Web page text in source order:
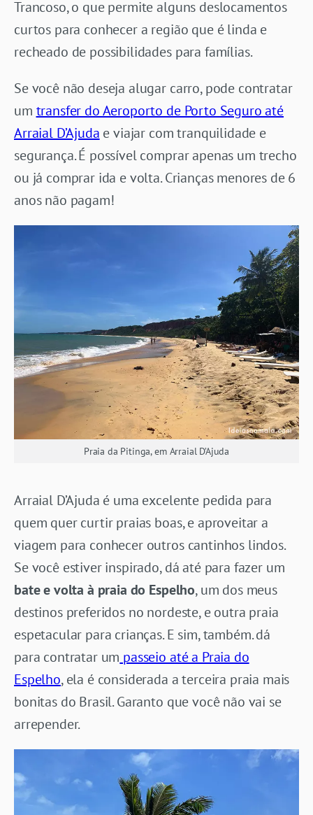
Trancoso, o que permite alguns deslocamentos
curtos para conhecer a região que é linda e
recheado de possibilidades para famílias.
Se você não deseja alugar carro, pode contratar
um transfer do Aeroporto de Porto Seguro até
Arraial D’Ajuda e viajar com tranquilidade e
segurança. É possível comprar apenas um trecho
ou já comprar ida e volta. Crianças menores de 6
anos não pagam!
Praia da Pitinga, em Arraial D’Ajuda
Arraial D’Ajuda é uma excelente pedida para
quem quer curtir praias boas, e aproveitar a
viagem para conhecer outros cantinhos lindos.
Se você estiver inspirado, dá até para fazer um
bate e volta à praia do Espelho, um dos meus
destinos preferidos no nordeste, e outra praia
espetacular para crianças. E sim, também. dá
para contratar um passeio até a Praia do
Espelho, ela é considerada a terceira praia mais
bonitas do Brasil. Garanto que você não vai se
arrepender.